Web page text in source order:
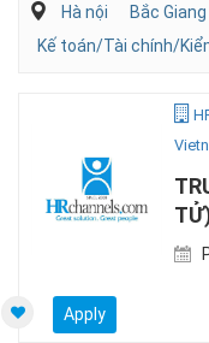
Hà nội Bắc Giang
Kế toán/Tài chính/
Apply